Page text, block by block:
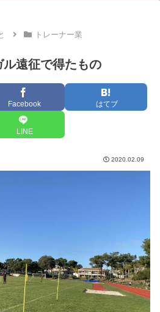
トレーナー業
ル遠征で得たもの
Facebook はてブ
LINE
2020.02.09